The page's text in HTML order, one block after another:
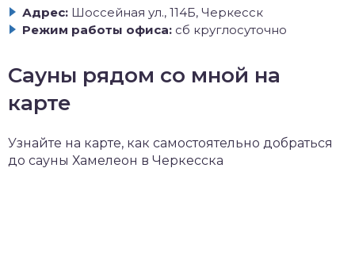
Адрес: Шоссейная ул., 114Б, Черкесск
Режим работы офиса: сб круглосуточно
Сауны рядом со мной на
карте
Узнайте на карте, как самостоятельно добраться
до сауны Хамелеон в Черкесска